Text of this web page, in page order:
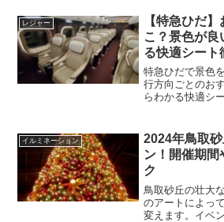
レジャー
【特急ひだ
こ？景色が良
る快適シート
特急ひだで景色
行方向ごとのお
らわかる快適シ
イルミネーション
2024年鳥取
ン！開催期間
ク
鳥取砂丘の壮大
のアートによっ
変えます。イベ